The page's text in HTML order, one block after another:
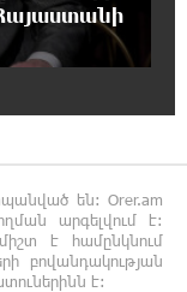
հանդես է
են: Orer.am
արգելվում է:
է համընկնում
բովանդակության
է: